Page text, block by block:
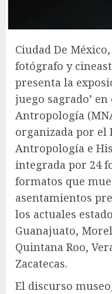
Ciudad De
fotógrafo y
presenta la
juego sagrado’
Antropología
organizada por el
Antropología e
integrada por 24
formatos que
asentamientos
los actuales
Guanajuato,
Quintana Roo,
Zacatecas.
El discurso